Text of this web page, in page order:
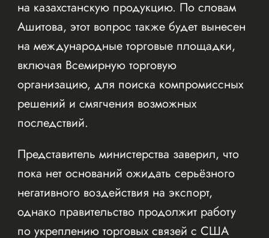
на казахстанскую продукцию. По словам
Ашитова, этот вопрос также будет вынесен
на международные торговые площадки,
включая Всемирную торговую
организацию, для поиска компромиссных
решений и смягчения возможных
последствий.
Представитель министерства заверил, что
пока нет оснований ожидать серьёзного
негативного воздействия на экспорт,
однако правительство продолжит работу
по укреплению торговых связей с США